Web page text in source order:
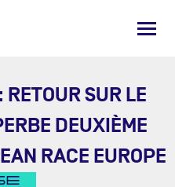
SUR LE
DEUXIÈME
RACE EUROPE